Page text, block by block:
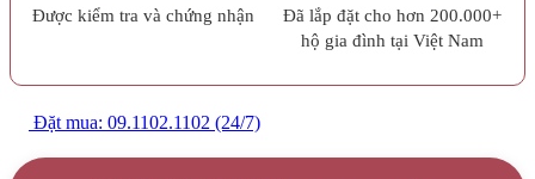
Được kiểm tra và chứng nhận
Đã lắp đặt cho hơn 200.000+
hộ gia đình tại Việt Nam
Đặt mua: 09.1102.1102 (24/7)